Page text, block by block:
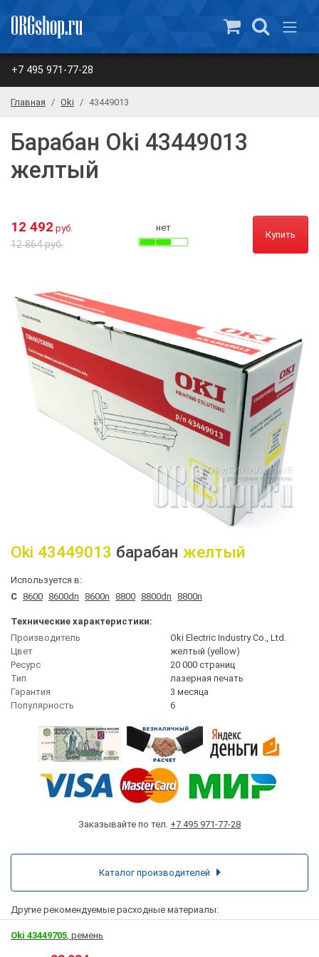
+7 495 971-77-28
Главная Oki 43449013
Барабан Oki 43449013
желтый
12 492 руб.
12 864 руб.
нет
Купить
Oki 43449013 барабан желтый
Используется в:
C 8600 8600dn 8600n 8800 8800dn 8800n
Технические характеристики:
Производитель
Oki Electric Industry Co., Ltd.
Цвет
желтый (yellow)
Ресурс
20 000 страниц
Тип
лазерная печать
Гарантия
3 месяца
Популярность
6
Заказывайте по тел. +7 495 971-77-28
Другие рекомендуемые расходные материалы:
Oki 43449705 , ремень